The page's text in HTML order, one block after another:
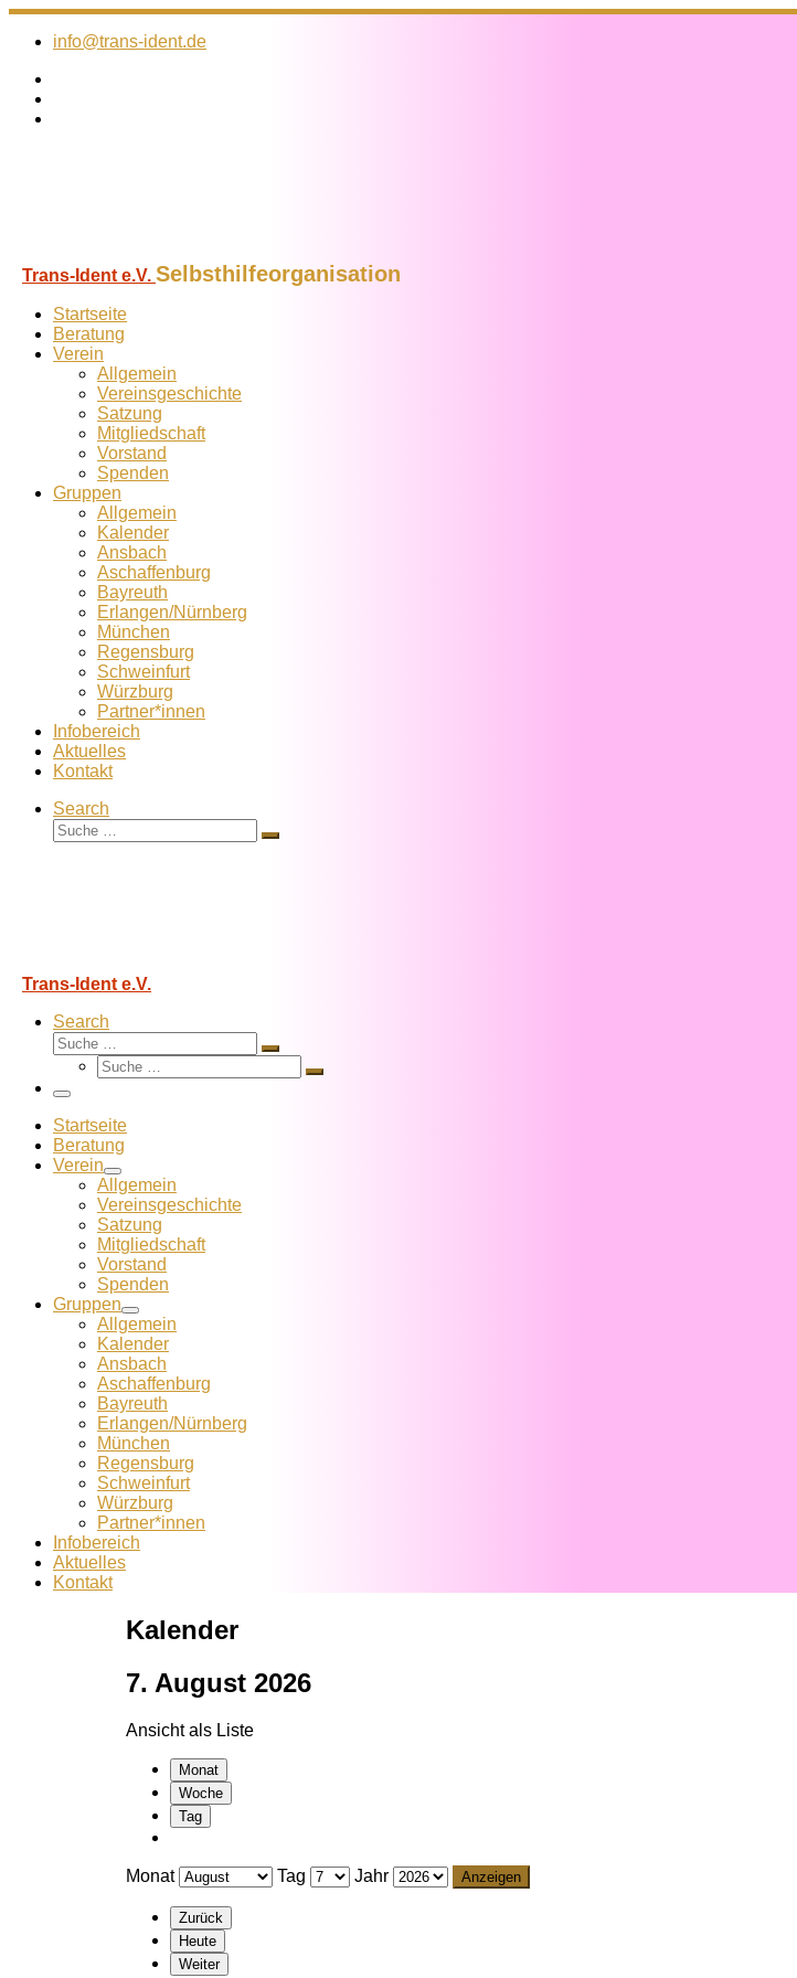
Zum
Inhalt
info@trans-ident.de
Trans-Ident e.V. Selbsthilfeorganisation
Startseite
Beratung
Verein
Allgemein
Vereins­geschichte
Satzung
Mitglied­schaft
Vorstand
Spenden
Gruppen
Allgemein
Kalender
Ansbach
Aschaffenburg
Bayreuth
Erlangen/Nürnberg
München
Regensburg
Schweinfurt
Würzburg
Partner*innen
Infobereich
Aktuelles
Kontakt
Search
Suche
Suche
Trans-Ident e.V.
Search
Suche
Suche
Suche
Suche
Menü
Startseite
Beratung
Verein
Allgemein
Vereins­geschichte
Satzung
Mitglied­schaft
Vorstand
Spenden
Gruppen
Allgemein
Kalender
Ansbach
Aschaffenburg
Bayreuth
Erlangen/Nürnberg
München
Regensburg
Schweinfurt
Würzburg
Partner*innen
Infobereich
Aktuelles
Kontakt
Kalender
7. August 2026
Ansicht als Liste
Monat
Woche
Tag
Monat Tag Jahr
Zurück
Heute
Weiter